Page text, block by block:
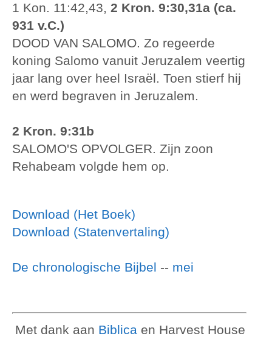
1 Kon. 11:42,43, 2 Kron. 9:30,31a (ca.
931 v.C.)
DOOD VAN SALOMO. Zo regeerde
koning Salomo vanuit Jeruzalem veertig
jaar lang over heel Israël. Toen stierf hij
en werd begraven in Jeruzalem.
2 Kron. 9:31b
SALOMO'S OPVOLGER. Zijn zoon
Rehabeam volgde hem op.
Download (Het Boek)
Download (Statenvertaling)
De chronologische Bijbel -- mei
Met dank aan Biblica en Harvest House